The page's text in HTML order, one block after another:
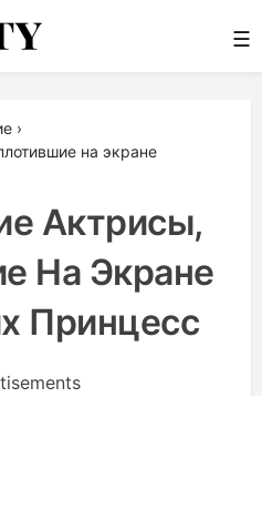
☰
›
на экране
Актрисы,
На Экране
Принцесс